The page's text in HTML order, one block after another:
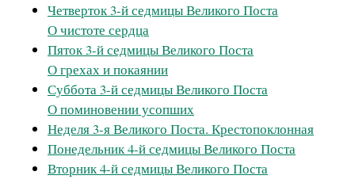
Четверток 3-й седмицы Великого Поста
О чистоте сердца
Пяток 3-й седмицы Великого Поста
О грехах и покаянии
Суббота 3-й седмицы Великого Поста
О поминовении усопших
Неделя 3-я Великого Поста. Крестопоклонная
Понедельник 4-й седмицы Великого Поста
Вторник 4-й седмицы Великого Поста